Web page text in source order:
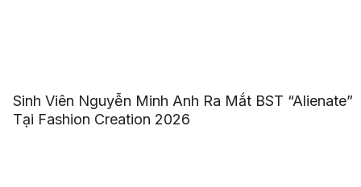
Sinh Viên Nguyễn Minh Anh Ra Mắt BST “Alienate”
Tại Fashion Creation 2026